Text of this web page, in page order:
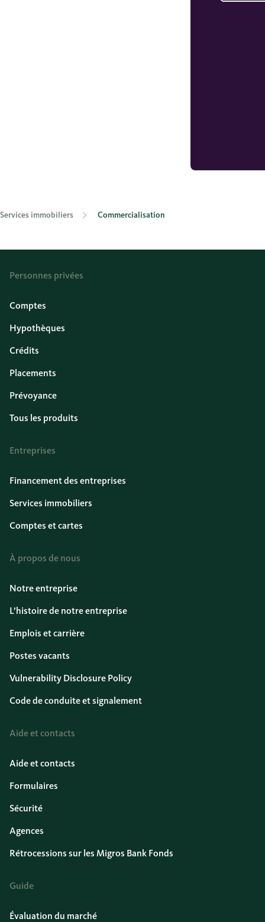
Services immobiliers Commercialisation
Personnes privées
Comptes
Hypothèques
Crédits
Placements
Prévoyance
Tous les produits
Entreprises
Financement des entreprises
Services immobiliers
Comptes et cartes
À propos de nous
Notre entreprise
L’histoire de notre entreprise
Emplois et carrière
Postes vacants
Vulnerability Disclosure Policy
Code de conduite et signalement
Aide et contacts
Aide et contacts
Formulaires
Sécurité
Agences
Rétrocessions sur les Migros Bank Fonds
Guide
Évaluation du marché